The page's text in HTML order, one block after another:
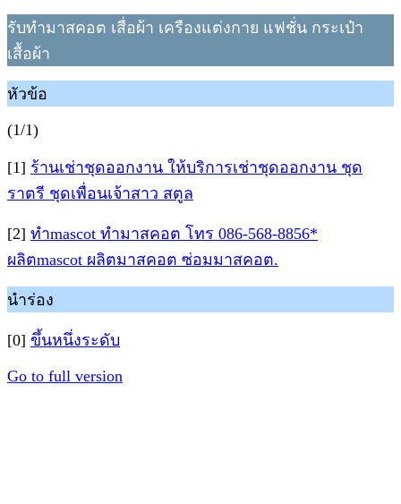
รับทำมาสคอต เสื่อผ้า เครืองแต่งกาย แฟชั่น กระเป๋า
เสื้อผ้า
หัวข้อ
(1/1)
[1] ร้านเช่าชุดออกงาน ให้บริการเช่าชุดออกงาน ชุด
ราตรี ชุดเพื่อนเจ้าสาว สตูล
[2] ทำmascot ทำมาสคอต โทร 086-568-8856*
ผลิตmascot ผลิตมาสคอต ซ่อมมาสคอต.
นำร่อง
[0] ขึ้นหนึ่งระดับ
Go to full version